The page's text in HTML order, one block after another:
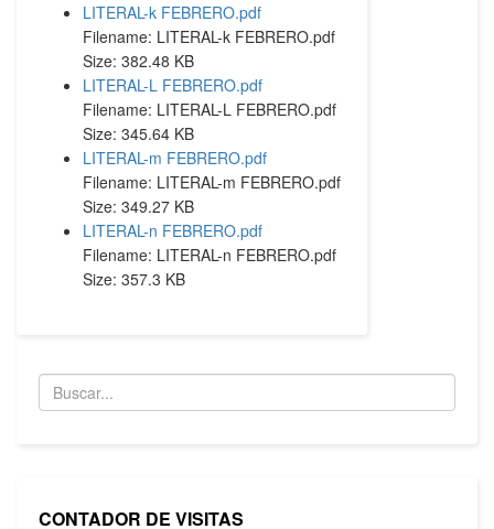
LITERAL-k FEBRERO.pdf
Filename: LITERAL-k FEBRERO.pdf
Size: 382.48 KB
LITERAL-L FEBRERO.pdf
Filename: LITERAL-L FEBRERO.pdf
Size: 345.64 KB
LITERAL-m FEBRERO.pdf
Filename: LITERAL-m FEBRERO.pdf
Size: 349.27 KB
LITERAL-n FEBRERO.pdf
Filename: LITERAL-n FEBRERO.pdf
Size: 357.3 KB
CONTADOR DE VISITAS